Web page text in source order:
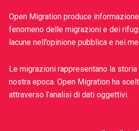
Open Migration produce
fenomeno delle migrazioni e dei
lacune nell’opinione pubblica e nei
Le migrazioni rappresentano la
nostra epoca. Open Migration ha
attraverso l’analisi di dati oggettivi.